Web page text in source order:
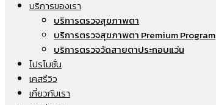
บริการของเรา
บริการตรวจสุขภาพตา
บริการตรวจสุขภาพตา Premium Program
บริการตรวจวัดสายตาประกอบแว่น
โปรโมชั่น
เคสรีวิว
เกี่ยวกับเรา